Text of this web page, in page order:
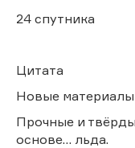
24 спутника
Цитата
Новые
Прочные и
основе… льда.